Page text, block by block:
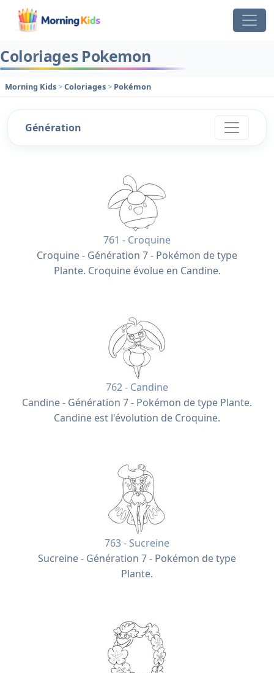
Coloriages Pokemon
Morning Kids>Coloriages> Pokémon
Génération
761 - Croquine
Croquine - Génération 7 - Pokémon de type
Plante. Croquine évolue en Candine.
762 - Candine
Candine - Génération 7 - Pokémon de type Plante.
Candine est l'évolution de Croquine.
763 - Sucreine
Sucreine - Génération 7 - Pokémon de type
Plante.